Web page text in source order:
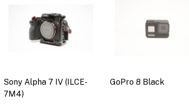
Sony Alpha 7 IV (ILCE-
7M4)
GoPro 8 Black